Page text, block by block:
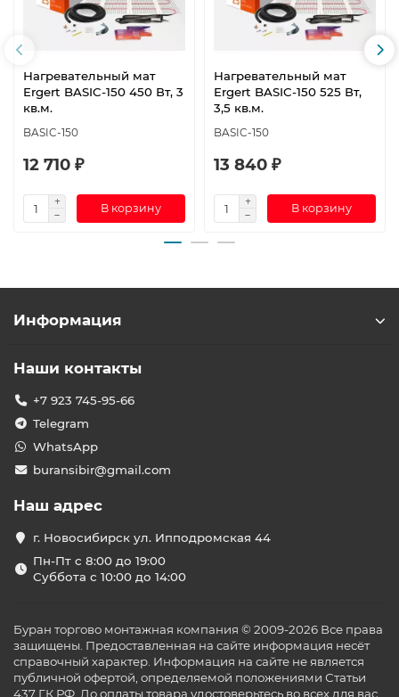
Нагревательный мат
Ergert BASIC-150 450 Вт, 3
кв.м.
BASIC-150
12 710 ₽
В корзину
Нагревательный мат
Ergert BASIC-150 525 Вт,
3,5 кв.м.
BASIC-150
13 840 ₽
В корзину
Информация
Наши контакты
+7 923 745-95-66
Telegram
WhatsApp
buransibir@gmail.com
Наш адрес
г. Новосибирск ул. Ипподромская 44
Пн-Пт с 8:00 до 19:00
Суббота с 10:00 до 14:00
Буран торгово монтажная компания © 2009-2026 Все права
защищены. Предоставленная на сайте информация несёт
справочный характер. Информация на сайте не является
публичной офертой, определяемой положениями Статьи
437 ГК РФ. До оплаты товара удостоверьтесь во всех для вас